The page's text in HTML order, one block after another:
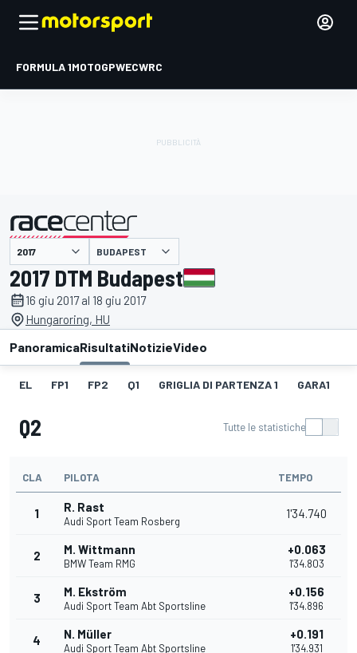
FORMULA 1MOTOGPWECWRC
presentato da BUDAPEST
2017 DTM Budapest
16 giu 2017 al 18 giu 2017
Hungaroring, HU
PanoramicaRisultatiNotizieVideo
EL FP1 FP2 Q1 GRIGLIA DI PARTENZA 1 GARA1
Q2 Tutte le statistiche
CLA PILOTA TEMPO
1 R. Rast
Audi Sport Team Rosberg
1'34.740
2 M. Wittmann
BMW Team RMG
+0.063
1'34.803
3 M. Ekström
Audi Sport Team Abt Sportsline
+0.156
1'34.896
4 N. Müller
Audi Sport Team Abt Sportsline
+0.191
1'34.931